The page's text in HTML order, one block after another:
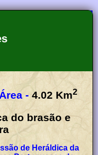
Área - 4.02 Km2
de Heráldica da